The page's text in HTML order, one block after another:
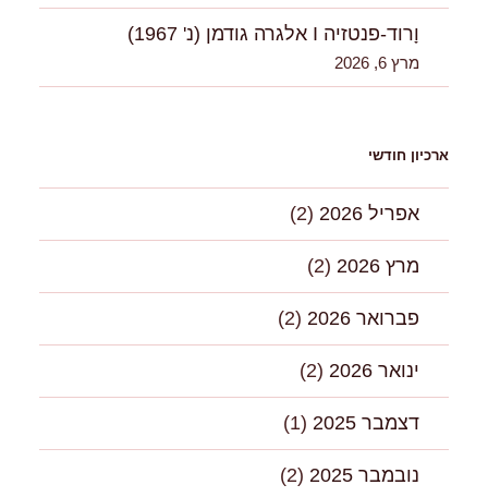
וָרוד-פנטזיה I אלגרה גודמן (נ' 1967)
מרץ 6, 2026
ארכיון חודשי
אפריל 2026 (2)
מרץ 2026 (2)
פברואר 2026 (2)
ינואר 2026 (2)
דצמבר 2025 (1)
נובמבר 2025 (2)